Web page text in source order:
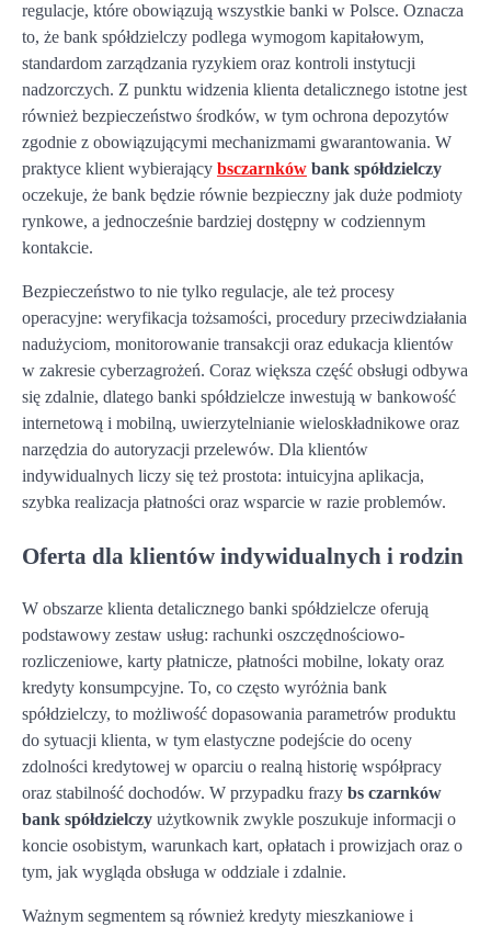
regulacje, które obowiązują wszystkie banki w Polsce. Oznacza
to, że bank spółdzielczy podlega wymogom kapitałowym,
standardom zarządzania ryzykiem oraz kontroli instytucji
nadzorczych. Z punktu widzenia klienta detalicznego istotne jest
również bezpieczeństwo środków, w tym ochrona depozytów
zgodnie z obowiązującymi mechanizmami gwarantowania. W
praktyce klient wybierający bsczarnków bank spółdzielczy
oczekuje, że bank będzie równie bezpieczny jak duże podmioty
rynkowe, a jednocześnie bardziej dostępny w codziennym
kontakcie.
Bezpieczeństwo to nie tylko regulacje, ale też procesy
operacyjne: weryfikacja tożsamości, procedury przeciwdziałania
nadużyciom, monitorowanie transakcji oraz edukacja klientów
w zakresie cyberzagrożeń. Coraz większa część obsługi odbywa
się zdalnie, dlatego banki spółdzielcze inwestują w bankowość
internetową i mobilną, uwierzytelnianie wieloskładnikowe oraz
narzędzia do autoryzacji przelewów. Dla klientów
indywidualnych liczy się też prostota: intuicyjna aplikacja,
szybka realizacja płatności oraz wsparcie w razie problemów.
Oferta dla klientów indywidualnych i rodzin
W obszarze klienta detalicznego banki spółdzielcze oferują
podstawowy zestaw usług: rachunki oszczędnościowo-
rozliczeniowe, karty płatnicze, płatności mobilne, lokaty oraz
kredyty konsumpcyjne. To, co często wyróżnia bank
spółdzielczy, to możliwość dopasowania parametrów produktu
do sytuacji klienta, w tym elastyczne podejście do oceny
zdolności kredytowej w oparciu o realną historię współpracy
oraz stabilność dochodów. W przypadku frazy bs czarnków
bank spółdzielczy użytkownik zwykle poszukuje informacji o
koncie osobistym, warunkach kart, opłatach i prowizjach oraz o
tym, jak wygląda obsługa w oddziale i zdalnie.
Ważnym segmentem są również kredyty mieszkaniowe i